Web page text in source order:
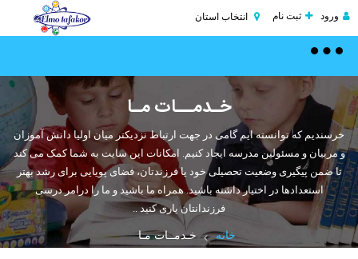
ورود ثبت نام انتخاب استان
Toggle
خـدمــات مـا
خرسندیم که توانسته ایم گامی در جهت ارتباط نزدیکتر میان اولیا دانش آموزان
و مربیان و مسئولین مدرسه ایجاد کنیم. امکانات این سایت به شما کمک می کند
تا ضمن پیگیری وضعیت تحصیلی خود یا فرزندتان، فضای پویایی برای رشد بهتر
استعدادها در اختیار داشته باشید. همراه ما باشید و ما را درامر درسی
فرزندانتان یاری کنید ..
خانه خـدمــات مـا